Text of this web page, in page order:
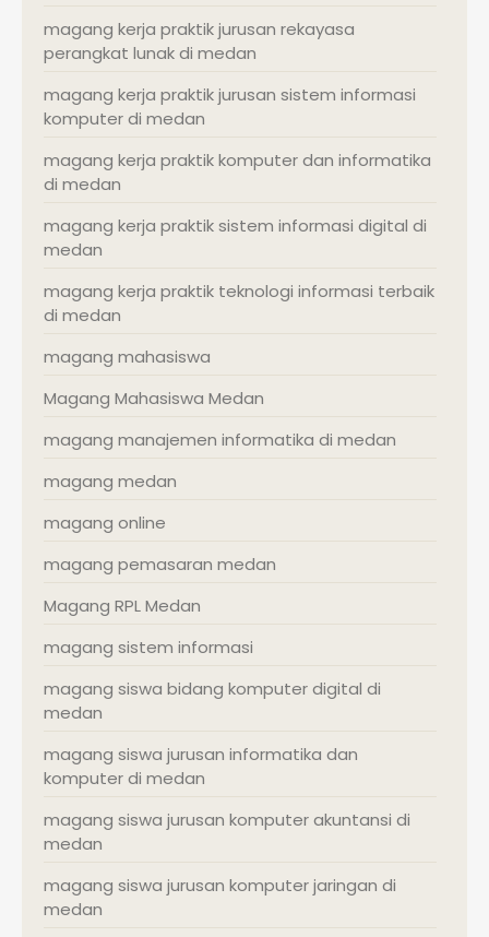
magang kerja praktik jurusan rekayasa
perangkat lunak di medan
magang kerja praktik jurusan sistem informasi
komputer di medan
magang kerja praktik komputer dan informatika
di medan
magang kerja praktik sistem informasi digital di
medan
magang kerja praktik teknologi informasi terbaik
di medan
magang mahasiswa
Magang Mahasiswa Medan
magang manajemen informatika di medan
magang medan
magang online
magang pemasaran medan
Magang RPL Medan
magang sistem informasi
magang siswa bidang komputer digital di
medan
magang siswa jurusan informatika dan
komputer di medan
magang siswa jurusan komputer akuntansi di
medan
magang siswa jurusan komputer jaringan di
medan